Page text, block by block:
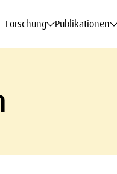
Forschung Publikationen